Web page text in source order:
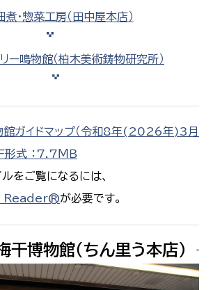
煮・惣菜工房（田中屋本店）
ー鳴物館（柏木美術鋳物研究所）
館ガイドマップ（令和8年(2026年)3月
形式 ：7.7ＭＢ
をご覧になるには、
Reader®が必要です。
博物館（ちん里う本店）